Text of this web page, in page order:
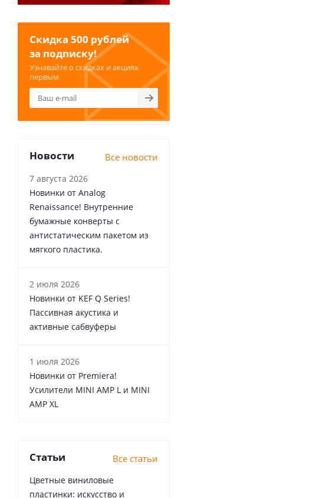
Скидка 500 рублей
за подписку!
Узнавайте о скидках и акциях
первым
Новости Все новости
7 августа 2026
Новинки от Analog
Renaissance! Внутренние
бумажные конверты с
антистатическим пакетом из
мягкого пластика.
2 июля 2026
Новинки от KEF Q Series!
Пассивная акустика и
активные сабвуферы
1 июля 2026
Новинки от Premiera!
Усилители MINI AMP L и MINI
AMP XL
Статьи Все статьи
Цветные виниловые
пластинки: искусство и